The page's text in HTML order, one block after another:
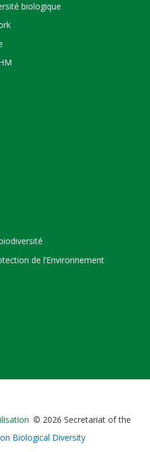
biologique
de l’Environnement
Bioland
-
© 2026 Secretariat of the
Biological Diversity